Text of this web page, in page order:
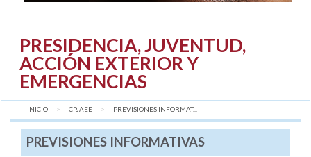
PRESIDENCIA, JUVENTUD,
ACCIÓN EXTERIOR Y
EMERGENCIAS
INICIO CPJAEE AQUÍ:
PREVISIONES INFORMAT...
PREVISIONES INFORMATIVAS